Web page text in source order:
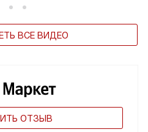
ВСЕ ВИДЕО
ОТЗЫВ